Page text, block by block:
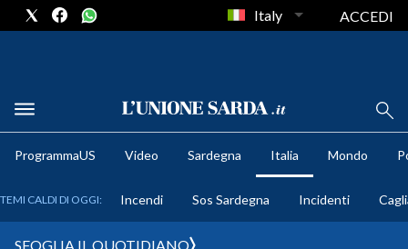
METEO
Italy ACCEDI
ProgrammaUS Video Sardegna Italia Mondo
TEMI CALDI DI OGGI: Incendi Sos Sardegna Incidenti
SFOGLIA IL QUOTIDIANO